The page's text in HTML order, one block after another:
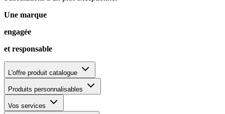
Une marque
engagée
et responsable
L'offre produit catalogue
Produits personnalisables
Vos services